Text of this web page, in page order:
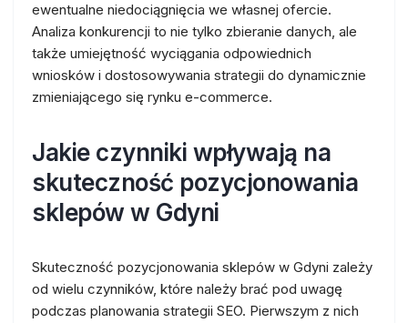
ewentualne niedociągnięcia we własnej ofercie.
Analiza konkurencji to nie tylko zbieranie danych, ale
także umiejętność wyciągania odpowiednich
wniosków i dostosowywania strategii do dynamicznie
zmieniającego się rynku e-commerce.
Jakie czynniki wpływają na
skuteczność pozycjonowania
sklepów w Gdyni
Skuteczność pozycjonowania sklepów w Gdyni zależy
od wielu czynników, które należy brać pod uwagę
podczas planowania strategii SEO. Pierwszym z nich